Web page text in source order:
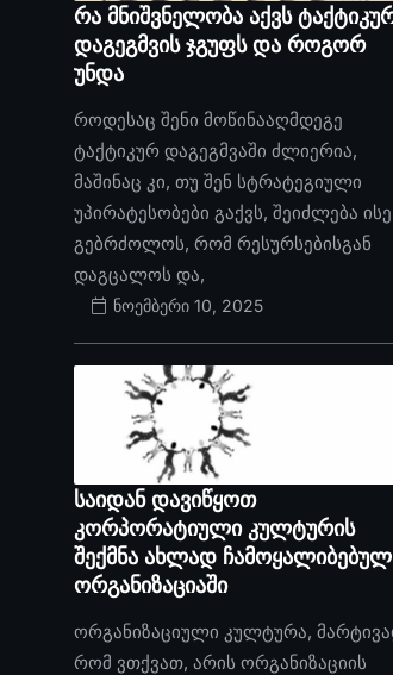
რა მნიშვნელობა აქვს
დაგეგმვის ჯგუფს და როგორ
უნდა
როდესაც შენი მოწინააღმდეგე
ტაქტიკურ დაგეგმვაში ძლიერია,
მაშინაც კი, თუ შენ სტრატეგიული
უპირატესობები გაქვს, შეიძლება ისე
გებრძოლოს, რომ რესურსებისგან
დაგცალოს და,
ნოემბერი 10, 2025
საიდან დავიწყოთ
კორპორატიული კულტურის
შექმნა ახლად ჩამოყალიბებულ
ორგანიზაციაში
ორგანიზაციული კულტურა,
რომ ვთქვათ, არის ორგანიზაციის